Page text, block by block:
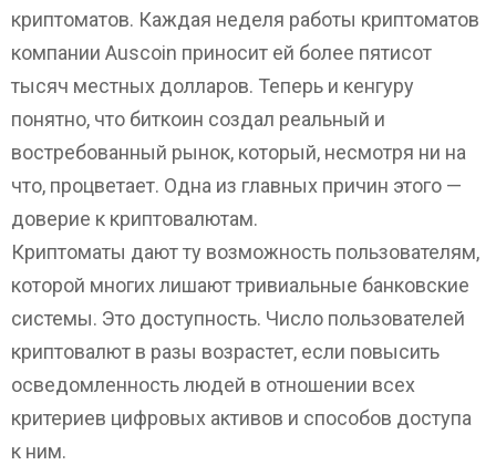
криптоматов. Каждая неделя работы криптоматов
компании Auscoin приносит ей более пятисот
тысяч местных долларов. Теперь и кенгуру
понятно, что биткоин создал реальный и
востребованный рынок, который, несмотря ни на
что, процветает. Одна из главных причин этого —
доверие к криптовалютам.
Криптоматы дают ту возможность пользователям,
которой многих лишают тривиальные банковские
системы. Это доступность. Число пользователей
криптовалют в разы возрастет, если повысить
осведомленность людей в отношении всех
критериев цифровых активов и способов доступа
к ним.